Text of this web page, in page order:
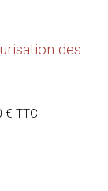
des
€ TTC